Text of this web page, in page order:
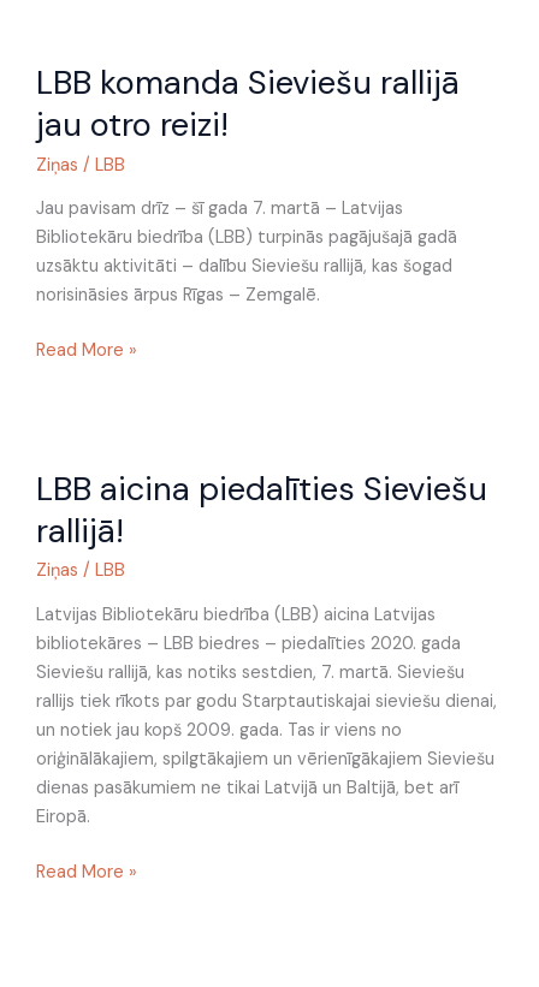
LBB komanda Sieviešu rallijā
jau otro reizi!
Ziņas / LBB
Jau pavisam drīz – šī gada 7. martā – Latvijas
Bibliotekāru biedrība (LBB) turpinās pagājušajā gadā
uzsāktu aktivitāti – dalību Sieviešu rallijā, kas šogad
norisināsies ārpus Rīgas – Zemgalē.
komanda
rallijā
jau
reizi!
Read More »
LBB aicina piedalīties Sieviešu
rallijā!
Ziņas / LBB
Latvijas Bibliotekāru biedrība (LBB) aicina Latvijas
bibliotekāres – LBB biedres – piedalīties 2020. gada
Sieviešu rallijā, kas notiks sestdien, 7. martā. Sieviešu
rallijs tiek rīkots par godu Starptautiskajai sieviešu dienai,
un notiek jau kopš 2009. gada. Tas ir viens no
oriģinālākajiem, spilgtākajiem un vērienīgākajiem Sieviešu
dienas pasākumiem ne tikai Latvijā un Baltijā, bet arī
Eiropā.
aicina
Sieviešu
rallijā!
Read More »